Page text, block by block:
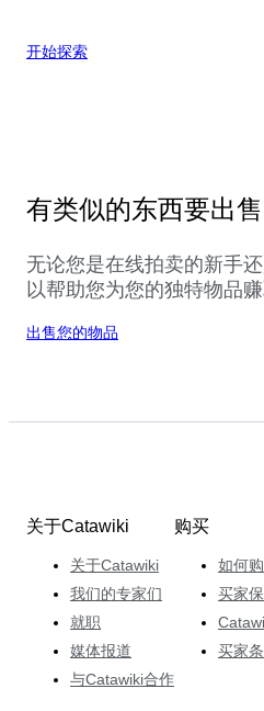
开始探索
有类似的东西要出售
无论您是在线拍卖的新手
以帮助您为您的独特物品赚
出售您的物品
关于Catawiki
关于Catawiki
我们的专家们
就职
媒体报道
与Catawiki合作
购买
如何
买家
买家